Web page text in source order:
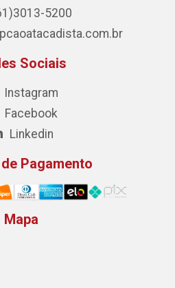
5200
Sociais
Instagram
Facebook
Linkedin
Pagamento
Mapa